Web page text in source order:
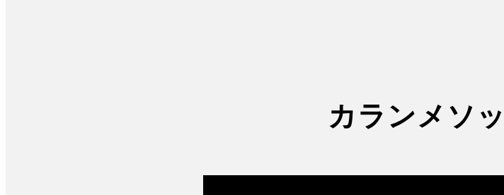
カランメソ